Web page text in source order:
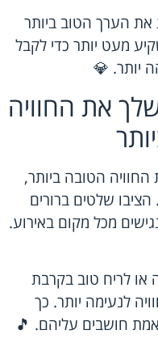
את הערך הטוב ביותר
מעט יותר כדי לקבל
יותר. 💎
את החוויה
הטובה ביותר,
שלטים ברורים
מכל מקום באירוע.
או לריח טוב בקרבת
לנעימה יותר. כך
חושבים עליהם. 🎵